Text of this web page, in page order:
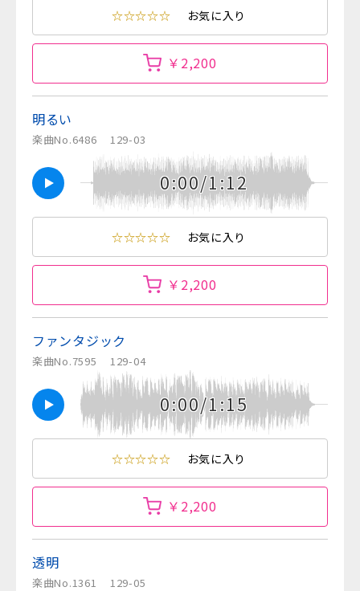
☆☆☆☆☆ お気に入り
￥2,200
明るい
楽曲No.6486 129-03
0:00/1:12
☆☆☆☆☆ お気に入り
￥2,200
ファンタジック
楽曲No.7595 129-04
0:00/1:15
☆☆☆☆☆ お気に入り
￥2,200
透明
楽曲No.1361 129-05